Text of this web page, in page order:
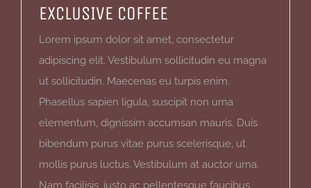
EXCLUSIVE COFFEE
Lorem ipsum dolor sit amet, consectetur
adipiscing elit. Vestibulum sollicitudin eu magna
ut sollicitudin. Maecenas eu turpis enim.
Phasellus sapien ligula, suscipit non urna
elementum, dignissim accumsan mauris. Duis
bibendum purus vitae purus scelerisque, ut
mollis purus luctus. Vestibulum at auctor urna.
Nam facilisis, justo ac pellentesque faucibus,